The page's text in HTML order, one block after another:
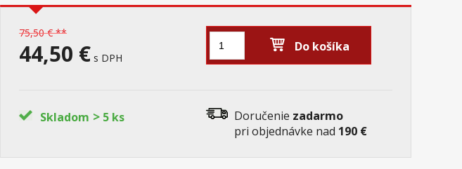
75,50 € **
44,50 € s DPH
Do košíka
Skladom > 5 ks Doručenie zadarmo
pri objednávke nad 190 €